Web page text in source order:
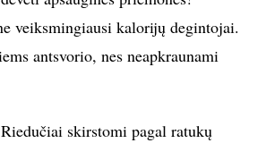
veiksmingiausi kalorijų degintojai.
antsvorio, nes neapkraunami
Riedučiai skirstomi pagal ratukų